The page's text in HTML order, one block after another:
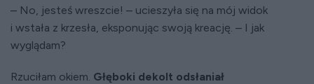
– No, jesteś wreszcie! – ucieszyła się na mój widok
i wstała z krzesła, eksponując swoją kreację. – I jak
wyglądam?
Rzuciłam okiem. Głęboki dekolt odsłaniał